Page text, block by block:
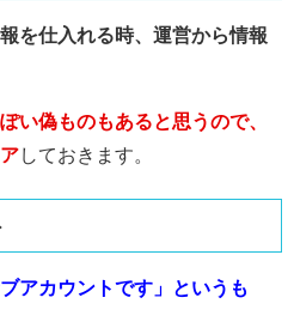
を仕入れる時、運営から情報
い偽ものもあると思うので、
しておきます。
アカウントです」 というも